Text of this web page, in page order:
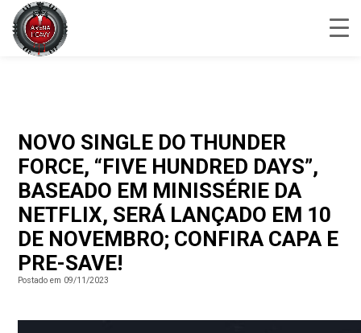
NOVO SINGLE DO THUNDER
FORCE, “FIVE HUNDRED DAYS”,
BASEADO EM MINISSÉRIE DA
NETFLIX, SERÁ LANÇADO EM 10
DE NOVEMBRO; CONFIRA CAPA E
PRE-SAVE!
Postado em 09/11/2023